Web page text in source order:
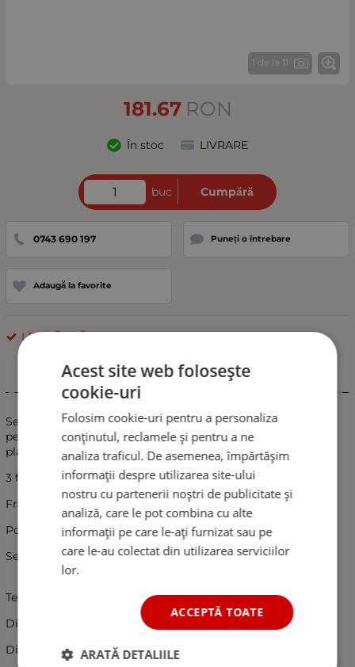
1 de la 11
181.67 RON
În stoc LIVRARE
buc Cumpără
0743 690 197 Puneți o întrebare
Adaugă la favorite
LED LĂMPĂRI
Informații
Set 2 Lampi Auto LED Spate, stanga si dreapta potrivite
pentru camioane, rulote, remorci si semiremorci de marfa,
platforme pentru barci si motociclete, masini agricole etc.
3 functii:
Frana
Pozitie
Semnalizare Dinamica
Tensiune: 12V-24V
Dimensiune: Ø13.9см
Distanta dintre suruburile de montare: 4.4 cm
Acest site web folosește
cookie-uri
Folosim cookie-uri pentru a personaliza
conținutul, reclamele și pentru a ne
analiza traficul. De asemenea, împărtășim
informații despre utilizarea site-ului
nostru cu partenerii noștri de publicitate și
analiză, care le pot combina cu alte
informații pe care le-ați furnizat sau pe
care le-au colectat din utilizarea serviciilor
lor.
ACCEPTĂ TOATE
ARATĂ DETALIILE